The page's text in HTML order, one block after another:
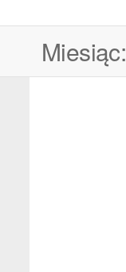
Miesiąc: